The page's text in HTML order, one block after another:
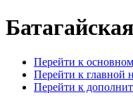
Перейти к
Перейти к главной
Перейти к